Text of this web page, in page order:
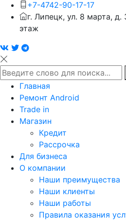
+7-4742-90-17-17
г. Липецк, ул. 8 марта,
этаж
Главная
Ремонт Android
Trade in
Магазин
Кредит
Рассрочка
Для бизнеса
О компании
Наши преимущества
Наши клиенты
Наши работы
Правила оказания